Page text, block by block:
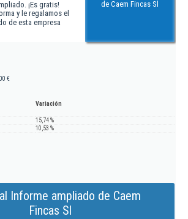
¡Es gratis!
y le regalamos el
de esta empresa
de Caem Fincas Sl
€
Variación
15,74 %
10,53 %
Informe ampliado de Caem
Fincas Sl